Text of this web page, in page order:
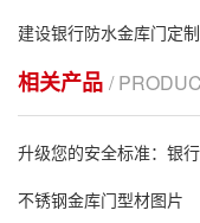
建设银行防水金库门定
相关产品 /
升级您的安全标准：银
不锈钢金库门型材图片